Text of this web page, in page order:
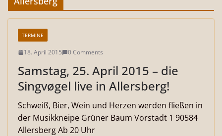
TERMINE
18. April 2015 0 Comments
Samstag, 25. April 2015 – die
Singvøgel live in Allersberg!
Schweiß, Bier, Wein und Herzen werden fließen in
der Musikkneipe Grüner Baum Vorstadt 1 90584
Allersberg Ab 20 Uhr